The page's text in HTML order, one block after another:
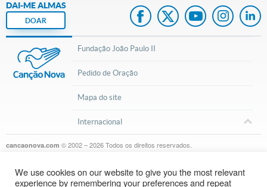
DAI-ME ALMAS
DOAR
Fundação João Paulo II
Pedido de Oração
Mapa do site
Internacional
cancaonova.com © 2002 – 2026Todos os direitos reservados.
We use cookies on our website to give you the most relevant
experience by remembering your preferences and repeat